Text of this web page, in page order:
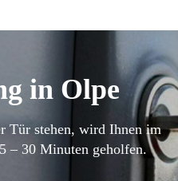
in Olpe
Tür stehen, wird Ihnen im
– 30 Minuten geholfen.